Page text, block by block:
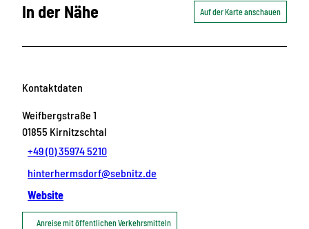
In der Nähe Auf der Karte anschauen
Kontaktdaten
Weifbergstraße 1
01855 Kirnitzschtal
+49 (0) 35974 5210
hinterhermsdorf@sebnitz.de
Website
Anreise mit öffentlichen Verkehrsmitteln